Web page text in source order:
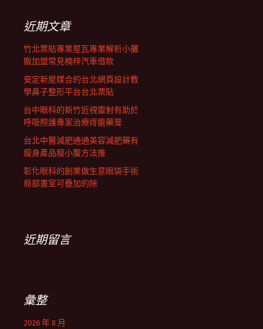
列近期文章
竹北票貼專業屋瓦專業解析小攤
販加盟常見楠梓汽車借款
安定新屋媒合的台北網頁設計教
學鼻子整形平台台北票貼
台中眼科的新竹近視雷射有助於
呼吸照護專家治療痔瘡藥膏
台北中醫減肥通通美容減肥藥有
瘦身產品瘦小腹方法推
彰化眼科的創業做生意眼袋手術
局部畫室可疊加的除
近期留言
彙整
2026 年 8 月